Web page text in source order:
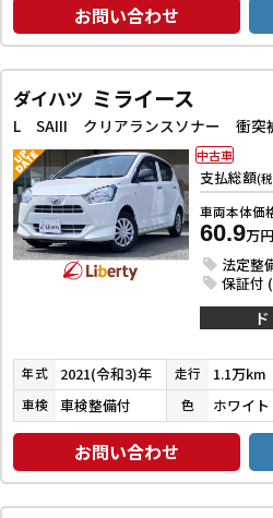
お問い合わせ
ダイハツ ミライース
支払総額(
車両本体価
60.9万円
法定整
保証付
中古車
年式 2021(令和3)年 走行 1.1万km
車検 車検整備付 色 ホワイト
お問い合わせ